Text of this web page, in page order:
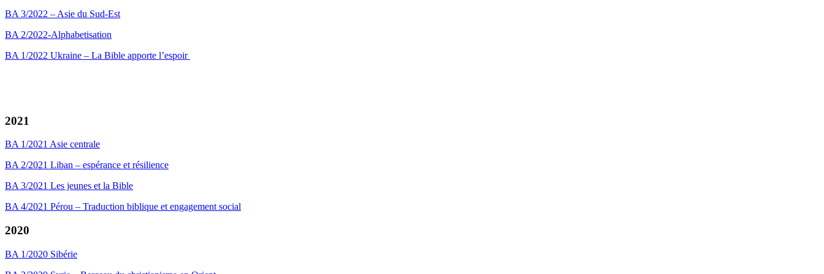
BA 3/2022 – Asie du Sud-Est
BA 2/2022-Alphabetisation
BA 1/2022 Ukraine – La Bible apporte l’espoir
2021
BA 1/2021 Asie centrale
BA 2/2021 Liban – espérance et résilience
BA 3/2021 Les jeunes et la Bible
BA 4/2021 Pérou – Traduction biblique et engagement social
2020
BA 1/2020 Sibérie